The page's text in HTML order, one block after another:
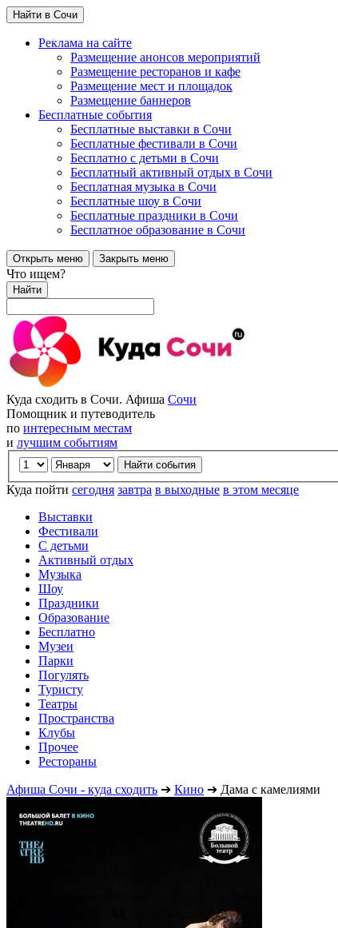
Найти в Сочи
Реклама на сайте
Размещение анонсов мероприятий
Размещение ресторанов и кафе
Размещение мест и площадок
Размещение баннеров
Бесплатные события
Бесплатные выставки в Сочи
Бесплатные фестивали в Сочи
Бесплатно с детьми в Сочи
Бесплатный активный отдых в Сочи
Бесплатная музыка в Сочи
Бесплатные шоу в Сочи
Бесплатные праздники в Сочи
Бесплатное образование в Сочи
Открыть меню Закрыть меню
Что ищем?
Найти
Куда сходить в Сочи. Афиша Сочи
Помощник и путеводитель
по интересным местам
и лучшим событиям
Куда пойти сегодня завтра в выходные в этом месяце
Выставки
Фестивали
С детьми
Активный отдых
Музыка
Шоу
Праздники
Образование
Бесплатно
Музеи
Парки
Погулять
Туристу
Театры
Пространства
Клубы
Прочее
Рестораны
Афиша Сочи - куда сходить ➔ Кино ➔ Дама с камелиями